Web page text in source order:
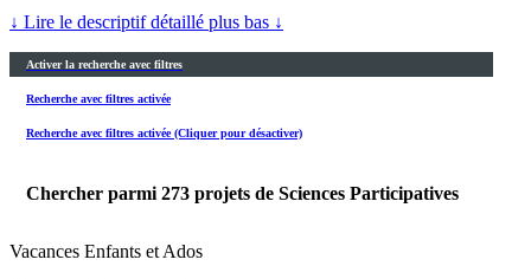
↓ Lire le descriptif détaillé plus bas ↓
Activer la recherche avec filtres
Recherche avec filtres activée
Recherche avec filtres activée (Cliquer pour désactiver)
Chercher parmi 273 projets de Sciences Participatives
Vacances Enfants et Ados